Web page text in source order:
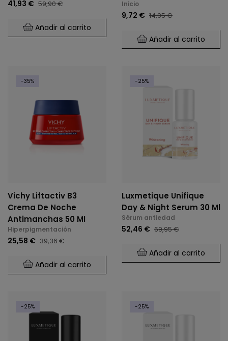
41,93 € 59,90 €
Añadir al carrito
Inicio
9,72 € 14,95 €
Añadir al carrito
-35%
Vichy Liftactiv B3
Crema De Noche
Antimanchas 50 Ml
Hiperpigmentación
25,58 € 39,36 €
Añadir al carrito
-25%
Luxmetique Unifique
Day & Night Serum 30 Ml
Sérum antiedad
52,46 € 69,95 €
Añadir al carrito
-25% -25%